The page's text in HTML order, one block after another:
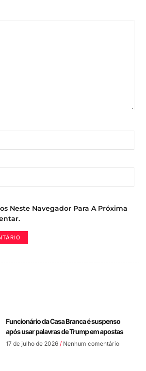
Neste Navegador Para A Próxima
Funcionário da Casa Branca é suspenso
após usar palavras de Trump em apostas
17 de julho de 2026 Nenhum comentário